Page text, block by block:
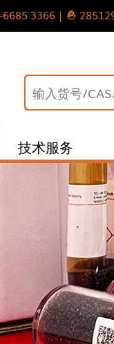
6685 3366 |
技术服务